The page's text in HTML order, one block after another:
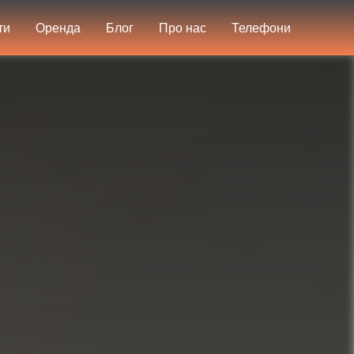
Оренда Блог Про нас Телефони